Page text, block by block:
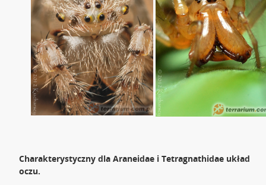
Charakterystyczny dla Araneidae i Tetragnathidae układ
oczu.